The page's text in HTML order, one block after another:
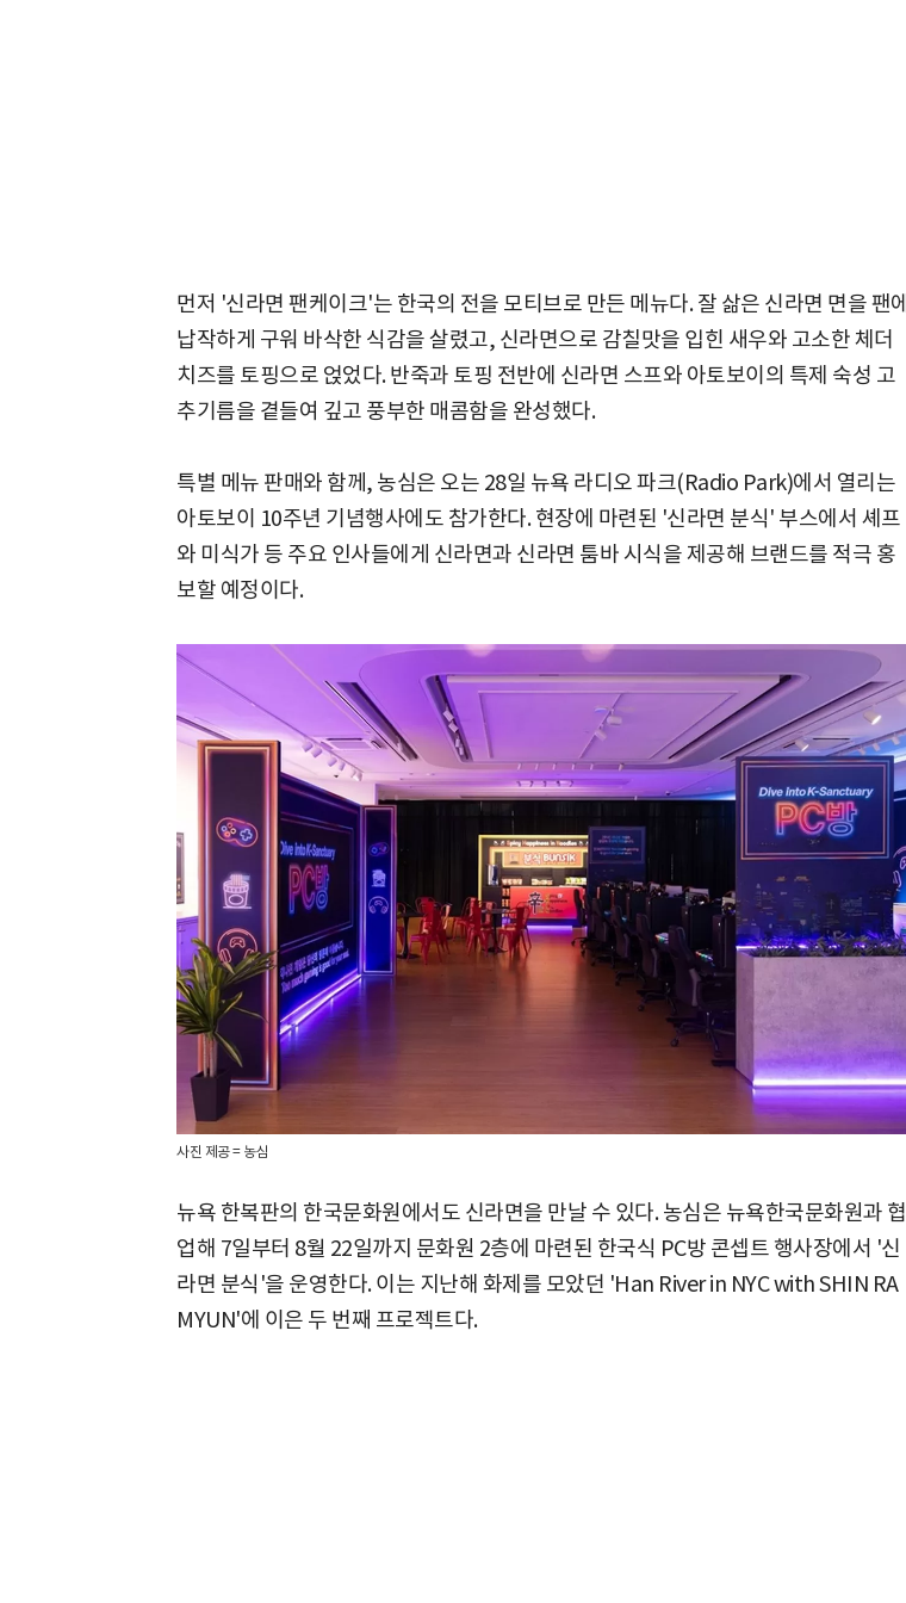
먼저 '신라면 팬케이크'는 한국의 전을 모티브로 만든 메뉴다. 잘 삶은 신라면 면을 팬에
납작하게 구워 바삭한 식감을 살렸고, 신라면으로 감칠맛을 입힌 새우와 고소한 체더
치즈를 토핑으로 얹었다. 반죽과 토핑 전반에 신라면 스프와 아토보이의 특제 숙성 고
추기름을 곁들여 깊고 풍부한 매콤함을 완성했다.
특별 메뉴 판매와 함께, 농심은 오는 28일 뉴욕 라디오 파크(Radio Park)에서 열리는
아토보이 10주년 기념행사에도 참가한다. 현장에 마련된 '신라면 분식' 부스에서 셰프
와 미식가 등 주요 인사들에게 신라면과 신라면 툼바 시식을 제공해 브랜드를 적극 홍
보할 예정이다.
사진 제공 = 농심
뉴욕 한복판의 한국문화원에서도 신라면을 만날 수 있다. 농심은 뉴욕한국문화원과 협
업해 7일부터 8월 22일까지 문화원 2층에 마련된 한국식 PC방 콘셉트 행사장에서 '신
라면 분식'을 운영한다. 이는 지난해 화제를 모았던 'Han River in NYC with SHIN RA
MYUN'에 이은 두 번째 프로젝트다.